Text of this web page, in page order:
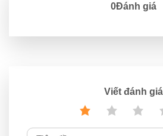
0Đánh giá
Viết đánh giá